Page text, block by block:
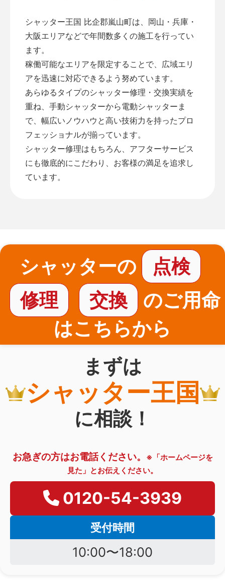
シャッター王国 比企郡嵐山町は、岡山・兵庫・
大阪エリアなどで年間数多くの施工を行ってい
ます。
稼働可能なエリアを限定することで、広域エリ
アを迅速に対応できるよう努めています。
あらゆるタイプのシャッター修理・交換実績を
重ね、手動シャッターから電動シャッターま
で、幅広いノウハウと高い技術力を持ったプロ
フェッショナルが揃っています。
シャッター修理はもちろん、アフターサービス
にも徹底的にこだわり、お客様の満足を追求し
ています。
シャッターの
点検
修理
交換
のご用命
はこちらから
まずは
シャッター王国
に相談！
お急ぎの方はお電話ください。
※「ホームページを
見た」とお伝えください。
0120-54-3939
受付時間
10:00〜18:00